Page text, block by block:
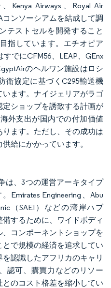
Kenya Airways、Royal Air
コンソーシアムを結成して調
テストセルを開発すること
指しています。エチオピア
でにCFM56、LEAP、GEnx
のヘルワン施設はロシ
衛協定に基づくC295輸送機
ます。ナイジェリアがラゴ
ショップを誘致する計画が
外支出が国内での付加価値
ます。ただし、その成功は
給にかかっています。
は、3つの運営アーキタイプ
Emirates Engineering、Abu
（SAEI）などの湾岸ハブ
するために、ワイドボディ
、コンポーネントショップを
で規模の経済を追求してい
認識したアフリカのキャリ
認可、購買力などのリソー
のコスト格差を縮小してい